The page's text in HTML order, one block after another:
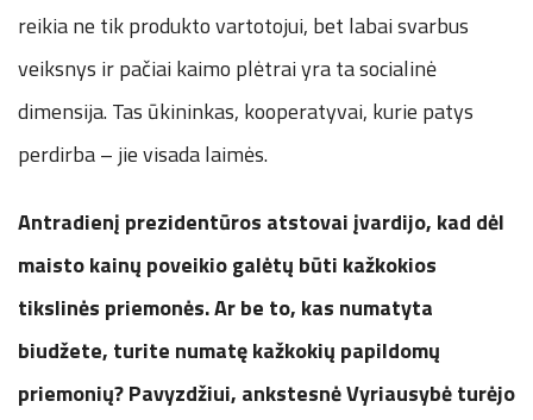
reikia ne tik produkto vartotojui, bet labai svarbus
veiksnys ir pačiai kaimo plėtrai yra ta socialinė
dimensija. Tas ūkininkas, kooperatyvai, kurie patys
perdirba – jie visada laimės.
Antradienį prezidentūros atstovai įvardijo, kad dėl
maisto kainų poveikio galėtų būti kažkokios
tikslinės priemonės. Ar be to, kas numatyta
biudžete, turite numatę kažkokių papildomų
priemonių? Pavyzdžiui, ankstesnė Vyriausybė turėjo